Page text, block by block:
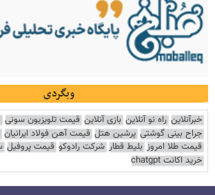
وبگردی
خبرآنلاین راه نو آنلاین بازی آنلاین قیمت تلویزیون سونی
جراح بینی گوشتی پرشین هتل قیمت آهن فولاد ایرانیان
قیمت طلا امروز بلیط قطار شرکت رادوکو قیمت پروفیل
خرید اکانت chatgpt